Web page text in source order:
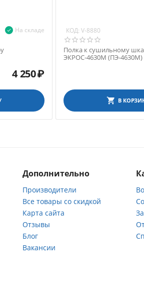
На складе
4 250₽
КОД: V-8880
Полка к сушильному
ЭКРОС-4630М (ПЭ-4630М)
В
Дополнительно
Производители
Все товары со скидкой
Карта сайта
Отзывы
Блог
Вакансии